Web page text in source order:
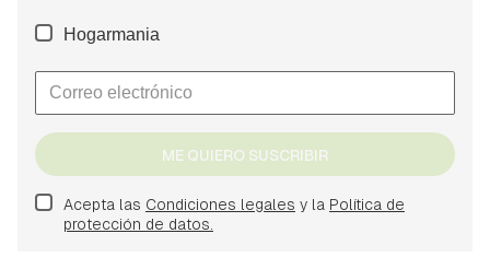
Hogarmania
ME QUIERO SUSCRIBIR
Acepta las Condiciones legales y la Política de
protección de datos.